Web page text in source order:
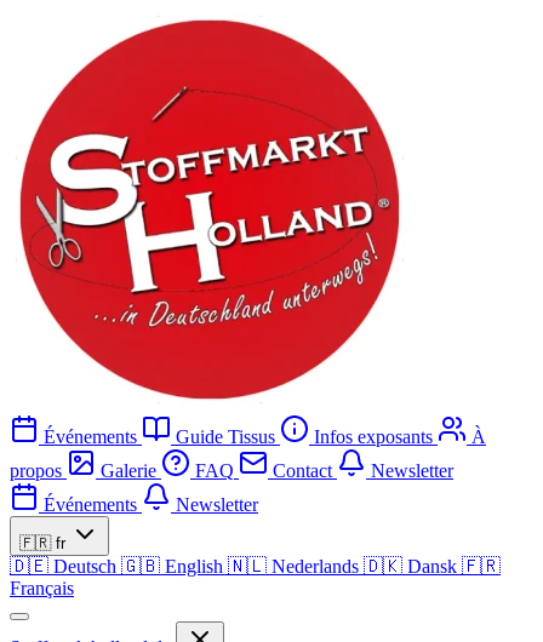
Événements Guide Tissus Infos exposants
À
propos
Galerie FAQ Contact
Newsletter
Événements
Newsletter
🇫🇷 fr
🇩🇪 Deutsch 🇬🇧 English 🇳🇱 Nederlands 🇩🇰 Dansk 🇫🇷
Français